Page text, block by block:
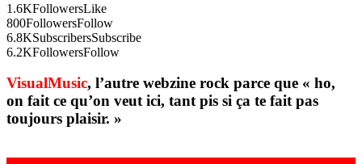
1.6KFollowersLike
800FollowersFollow
6.8KSubscribersSubscribe
6.2KFollowersFollow
VisualMusic, l’autre webzine rock parce que « ho,
on fait ce qu’on veut ici, tant pis si ça te fait pas
toujours plaisir. »